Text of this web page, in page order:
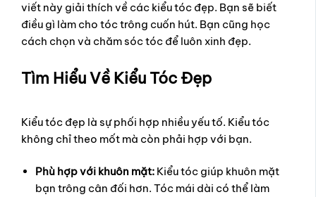
viết này giải thích về các kiểu tóc đẹp. Bạn sẽ biết
điều gì làm cho tóc trông cuốn hút. Bạn cũng học
cách chọn và chăm sóc tóc để luôn xinh đẹp.
Tìm Hiểu Về Kiểu Tóc Đẹp
Kiểu tóc đẹp là sự phối hợp nhiều yếu tố. Kiểu tóc
không chỉ theo mốt mà còn phải hợp với bạn.
Phù hợp với khuôn mặt: Kiểu tóc giúp khuôn mặt
bạn trông cân đối hơn. Tóc mái dài có thể làm